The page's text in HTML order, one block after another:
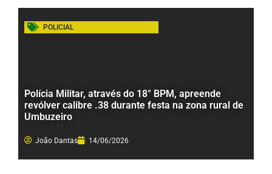
POLICIAL
Polícia Militar, através do 18° BPM, apreende
revólver calibre .38 durante festa na zona rural de
Umbuzeiro
João Dantas 14/06/2026